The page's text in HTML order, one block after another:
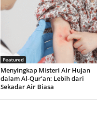
Featured
Menyingkap Misteri Air Hujan
dalam Al-Qur’an: Lebih dari
Sekadar Air Biasa